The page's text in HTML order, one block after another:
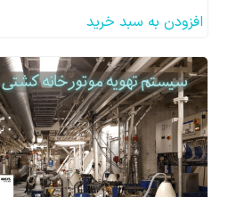
افزودن به سبد خرید